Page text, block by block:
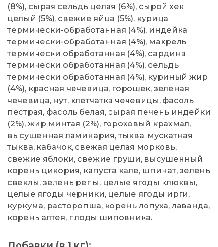
(8%), сырая сельдь целая (6%), сырой хек
целый (5%), свежие яйца (5%), курица
термически-обработанная (4%), индейка
термически-обработанная (4%), макрель
термически обработанная (4%), сардина
термически обработанная (4%), сельдь
термически обработанная (4%), куриный жир
(4%), красная чечевица, горошек, зеленая
чечевица, нут, клетчатка чечевицы, фасоль
пестрая, фасоль белая, сырая печень индейки
(2%), жир минтая (2%), гороховый крахмал,
высушенная ламинария, тыква, мускатная
тыква, кабачок, свежая целая морковь,
свежие яблоки, свежие груши, высушенный
корень цикория, капуста кале, шпинат, зелень
свеклы, зелень репы, целые ягоды клюквы,
целые ягоды черники, целые ягоды ирги,
куркума, расторопша, корень лопуха, лаванда,
корень алтея, плоды шиповника.